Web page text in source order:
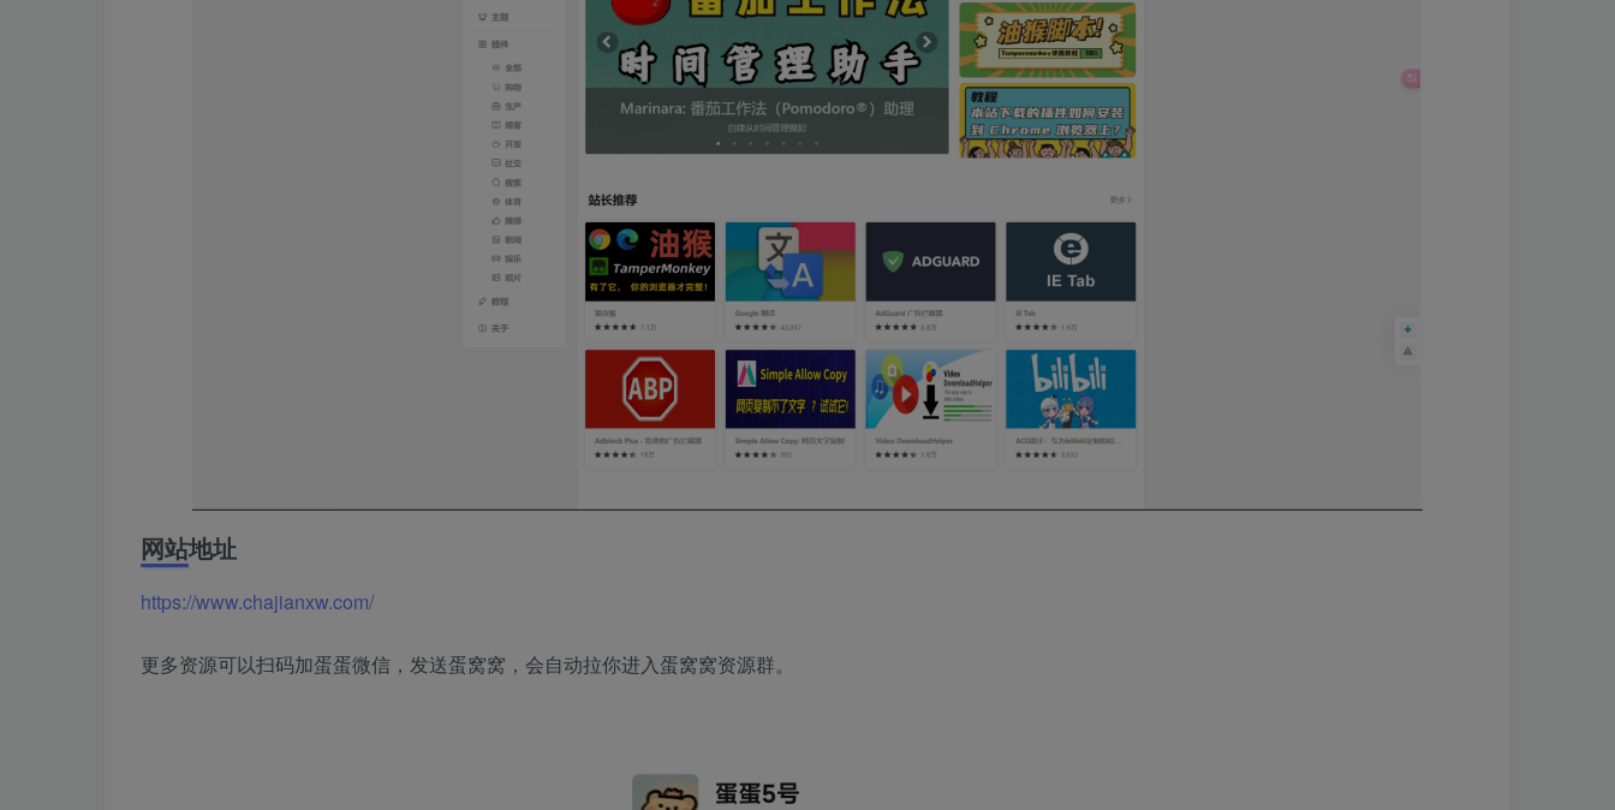
网站地址
https://www.chajianxw.com/
更多资源可以扫码加蛋蛋微信，发送蛋窝窝，会自动拉你进入蛋窝窝资源群。